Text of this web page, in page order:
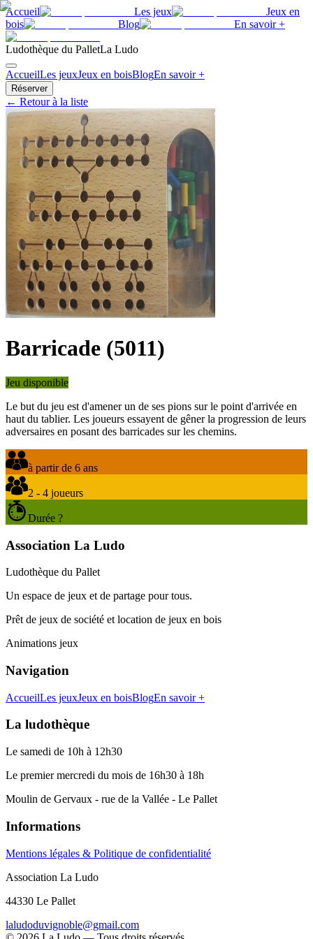
Accueil Les jeux
Jeux en
bois
Blog En savoir +
Ludothèque du PalletLa Ludo
AccueilLes jeuxJeux en boisBlogEn savoir +
Réserver
← Retour à la liste
Barricade (5011)
Jeu disponible
Le but du jeu est d'amener un de ses pions sur le point d'arrivée en
haut du tablier. Les joueurs essayent de gêner la progression de leurs
adversaires en posant des barricades sur les chemins.
à partir de 6 ans
2 - 4 joueurs
Durée ?
Association La Ludo
Ludothèque du Pallet
Un espace de jeux et de partage pour tous.
Prêt de jeux de société et location de jeux en bois
Animations jeux
Navigation
AccueilLes jeuxJeux en boisBlogEn savoir +
La ludothèque
Le samedi de 10h à 12h30
Le premier mercredi du mois de 16h30 à 18h
Moulin de Gervaux - rue de la Vallée - Le Pallet
Informations
Mentions légales & Politique de confidentialité
Association La Ludo
44330 Le Pallet
laludoduvignoble@gmail.com